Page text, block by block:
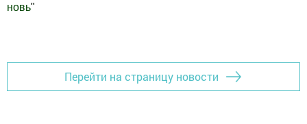
новь"
Перейти на страницу новости